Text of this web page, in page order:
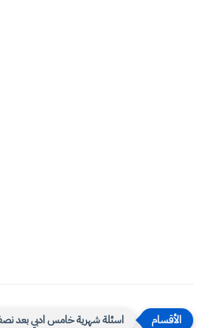
اسئلة شهرية خامس ادبي بعد